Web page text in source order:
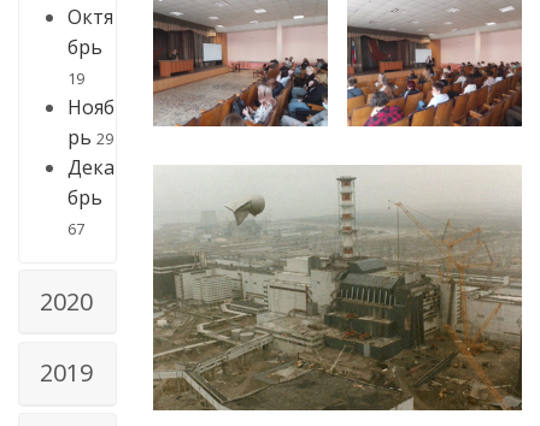
Октя
брь
19
Нояб
рь 29
Дека
брь
67
2020
2019